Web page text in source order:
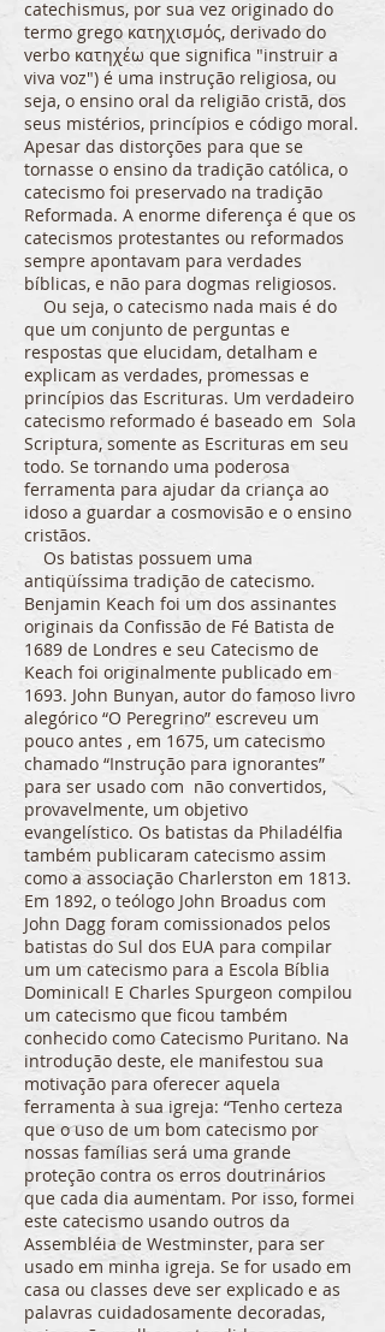
catechismus, por sua vez originado do
termo grego κατηχισμός, derivado do
verbo κατηχέω que significa "instruir a
viva voz") é uma instrução religiosa, ou
seja, o ensino oral da religião cristã, dos
seus mistérios, princípios e código moral.
Apesar das distorções para que se
tornasse o ensino da tradição católica, o
catecismo foi preservado na tradição
Reformada. A enorme diferença é que os
catecismos protestantes ou reformados
sempre apontavam para verdades
bíblicas, e não para dogmas religiosos.
Ou seja, o catecismo nada mais é do
que um conjunto de perguntas e
respostas que elucidam, detalham e
explicam as verdades, promessas e
princípios das Escrituras. Um verdadeiro
catecismo reformado é baseado em Sola
Scriptura, somente as Escrituras em seu
todo. Se tornando uma poderosa
ferramenta para ajudar da criança ao
idoso a guardar a cosmovisão e o ensino
cristãos.
Os batistas possuem uma
antiqüíssima tradição de catecismo.
Benjamin Keach foi um dos assinantes
originais da Confissão de Fé Batista de
1689 de Londres e seu Catecismo de
Keach foi originalmente publicado em
1693. John Bunyan, autor do famoso livro
alegórico “O Peregrino” escreveu um
pouco antes , em 1675, um catecismo
chamado “Instrução para ignorantes”
para ser usado com não convertidos,
provavelmente, um objetivo
evangelístico. Os batistas da Philadélfia
também publicaram catecismo assim
como a associação Charlerston em 1813.
Em 1892, o teólogo John Broadus com
John Dagg foram comissionados pelos
batistas do Sul dos EUA para compilar
um um catecismo para a Escola Bíblia
Dominical! E Charles Spurgeon compilou
um catecismo que ficou também
conhecido como Catecismo Puritano. Na
introdução deste, ele manifestou sua
motivação para oferecer aquela
ferramenta à sua igreja: “Tenho certeza
que o uso de um bom catecismo por
nossas famílias será uma grande
proteção contra os erros doutrinários
que cada dia aumentam. Por isso, formei
este catecismo usando outros da
Assembléia de Westminster, para ser
usado em minha igreja. Se for usado em
casa ou classes deve ser explicado e as
palavras cuidadosamente decoradas,